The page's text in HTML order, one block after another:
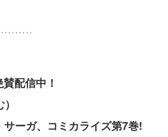
配信中！
ーガ、コミカライズ第7巻!